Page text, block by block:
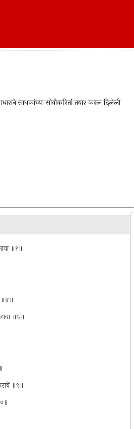
साधकांच्या सोयीकरितां तयार करून दिलेली
॥१॥
॥४॥
॥५॥
॥९॥